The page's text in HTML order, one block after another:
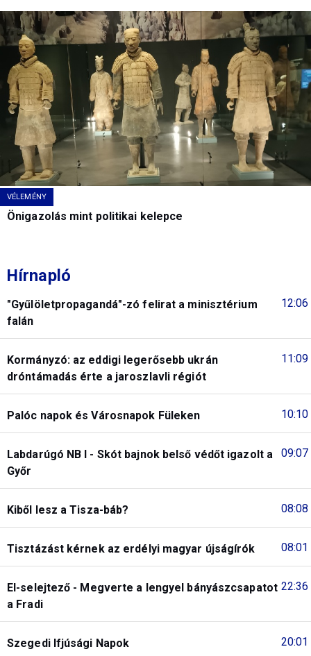
VÉLEMÉNY
Önigazolás mint politikai kelepce
Hírnapló
12:06
"Gyűlöletpropagandá"-zó felirat a minisztérium
falán
11:09
Kormányzó: az eddigi legerősebb ukrán
dróntámadás érte a jaroszlavli régiót
10:10
Palóc napok és Városnapok Füleken
09:07
Labdarúgó NB I - Skót bajnok belső védőt igazolt a
Győr
08:08
Kiből lesz a Tisza-báb?
08:01
Tisztázást kérnek az erdélyi magyar újságírók
22:36
El-selejtező - Megverte a lengyel bányászcsapatot
a Fradi
20:01
Szegedi Ifjúsági Napok